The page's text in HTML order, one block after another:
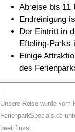
Abreise bis 11
Endreinigung
Der Eintritt in
Efteling-Parks
Einige
des
Unsere Reise wurde vom
FerienparkSpecials.de
beeinflusst.